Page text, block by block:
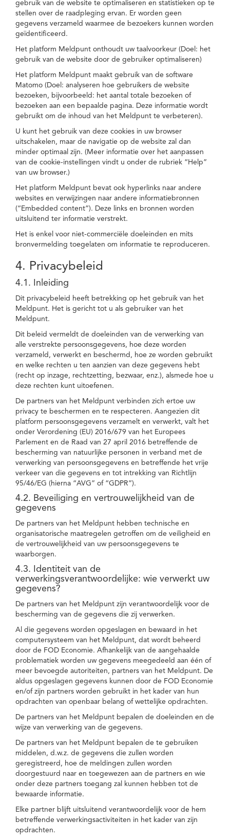
gebruik van de website te optimaliseren en statistieken op te
stellen over de raadpleging ervan. Er worden geen
gegevens verzameld waarmee de bezoekers kunnen worden
geïdentificeerd.
Het platform Meldpunt onthoudt uw taalvoorkeur (Doel: het
gebruik van de website door de gebruiker optimaliseren)
Het platform Meldpunt maakt gebruik van de software
Matomo (Doel: analyseren hoe gebruikers de website
bezoeken, bijvoorbeeld: het aantal totale bezoeken of
bezoeken aan een bepaalde pagina. Deze informatie wordt
gebruikt om de inhoud van het Meldpunt te verbeteren).
U kunt het gebruik van deze cookies in uw browser
uitschakelen, maar de navigatie op de website zal dan
minder optimaal zijn. (Meer informatie over het aanpassen
van de cookie-instellingen vindt u onder de rubriek “Help”
van uw browser.)
Het platform Meldpunt bevat ook hyperlinks naar andere
websites en verwijzingen naar andere informatiebronnen
(“Embedded content”). Deze links en bronnen worden
uitsluitend ter informatie verstrekt.
Het is enkel voor niet-commerciële doeleinden en mits
bronvermelding toegelaten om informatie te reproduceren.
4. Privacybeleid
4.1. Inleiding
Dit privacybeleid heeft betrekking op het gebruik van het
Meldpunt. Het is gericht tot u als gebruiker van het
Meldpunt.
Dit beleid vermeldt de doeleinden van de verwerking van
alle verstrekte persoonsgegevens, hoe deze worden
verzameld, verwerkt en beschermd, hoe ze worden gebruikt
en welke rechten u ten aanzien van deze gegevens hebt
(recht op inzage, rechtzetting, bezwaar, enz.), alsmede hoe u
deze rechten kunt uitoefenen.
De partners van het Meldpunt verbinden zich ertoe uw
privacy te beschermen en te respecteren. Aangezien dit
platform persoonsgegevens verzamelt en verwerkt, valt het
onder Verordening (EU) 2016/679 van het Europees
Parlement en de Raad van 27 april 2016 betreffende de
bescherming van natuurlijke personen in verband met de
verwerking van persoonsgegevens en betreffende het vrije
verkeer van die gegevens en tot intrekking van Richtlijn
95/46/EG (hierna “AVG” of “GDPR”).
4.2. Beveiliging en vertrouwelijkheid van de
gegevens
De partners van het Meldpunt hebben technische en
organisatorische maatregelen getroffen om de veiligheid en
de vertrouwelijkheid van uw persoonsgegevens te
waarborgen.
4.3. Identiteit van de
verwerkingsverantwoordelijke: wie verwerkt uw
gegevens?
De partners van het Meldpunt zijn verantwoordelijk voor de
bescherming van de gegevens die zij verwerken.
Al die gegevens worden opgeslagen en bewaard in het
computersysteem van het Meldpunt, dat wordt beheerd
door de FOD Economie. Afhankelijk van de aangehaalde
problematiek worden uw gegevens meegedeeld aan één of
meer bevoegde autoriteiten, partners van het Meldpunt. De
aldus opgeslagen gegevens kunnen door de FOD Economie
en/of zijn partners worden gebruikt in het kader van hun
opdrachten van openbaar belang of wettelijke opdrachten.
De partners van het Meldpunt bepalen de doeleinden en de
wijze van verwerking van de gegevens.
De partners van het Meldpunt bepalen de te gebruiken
middelen, d.w.z. de gegevens die zullen worden
geregistreerd, hoe de meldingen zullen worden
doorgestuurd naar en toegewezen aan de partners en wie
onder deze partners toegang zal kunnen hebben tot de
bewaarde informatie.
Elke partner blijft uitsluitend verantwoordelijk voor de hem
betreffende verwerkingsactiviteiten in het kader van zijn
opdrachten.